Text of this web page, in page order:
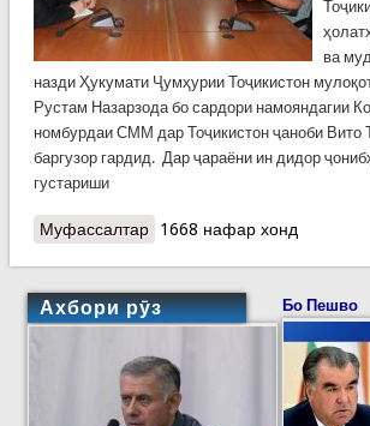
ва
назди Ҳукумати Ҷумҳурии Тоҷикистон
Рустам Назарзода бо сардори намояндагии
номбурдаи СММ дар Тоҷикистон ҷаноби Вито
баргузор гардид. Дар ҷараёни ин дидор
густариши
Муфассалтаро Таҳкими ҳамкориҳои
1668 нафар хонд
Ахбори рӯз Бо Пешво